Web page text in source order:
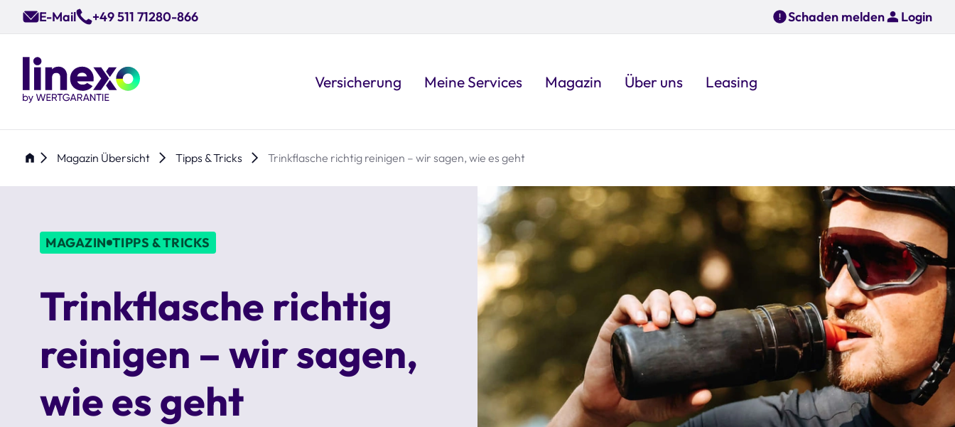
Skip
content
E-Mail +49 511 71280-866 Schaden melden Login
Versicherung Meine Services Magazin Über uns Leasing
Magazin Übersicht Tipps & Tricks Trinkflasche richtig reinigen – wir sagen, wie es geht
MAGAZIN TIPPS & TRICKS
Trinkflasche richtig
reinigen – wir sagen,
wie es geht